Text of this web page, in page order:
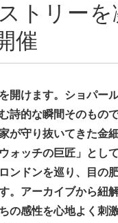
トリーを
催
開けます。ショパー
詩的な瞬間そのもの
が守り抜いてきた金
ォッチの巨匠」とし
ンドンを巡り、目の
。アーカイブから紐
の感性を心地よく刺